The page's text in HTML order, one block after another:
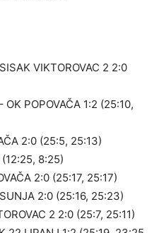
VIKTOROVAC 2 2:0
OK POPOVAČA 1:2 (25:10,
2:0 (25:5, 25:13)
8:25)
2:0 (25:17, 25:17)
2:0 (25:16, 25:23)
2 2:0 (25:7, 25:11)